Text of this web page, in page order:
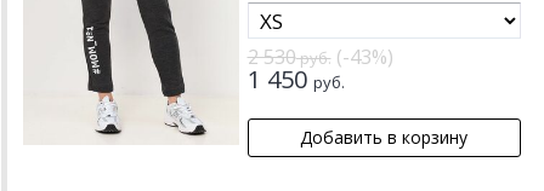
2 530руб.(-43%)
1 450 руб.